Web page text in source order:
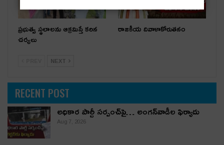
ప్రభుత్వ స్థలాలను ఆక్రమిస్తే కఠిన
చర్యలు
రాజకీయ దివాళాకోరుతనం
NEXT
RECENT POST
అధికార పార్టీ స‌ర్పంచ్‌పై… అంగ‌న్‌వాడీల ఫిర్యాదు
Aug 7, 2026